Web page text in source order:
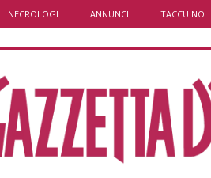
NECROLOGI ANNUNCI TACCUINO